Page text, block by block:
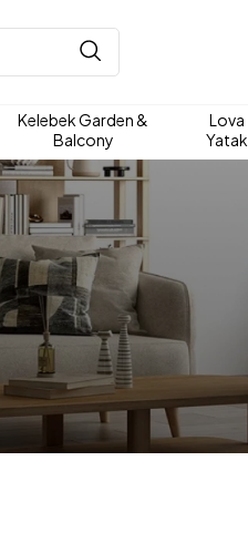
Kelebek Garden &
Balcony
Lova
Yatak